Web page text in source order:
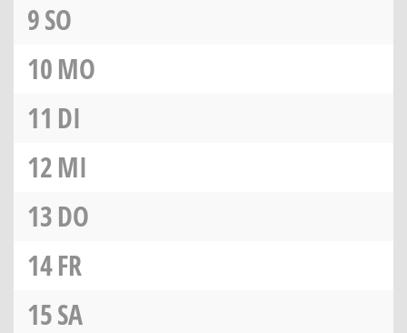
9SO
10MO
11 DI
12MI
13DO
14FR
15SA